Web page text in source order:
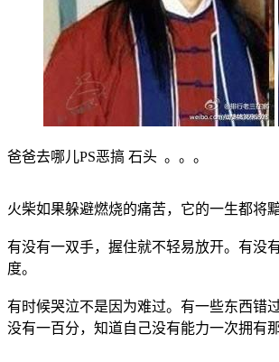
爸爸去哪儿PS恶搞 石头 。。。
火柴如果躲避燃烧的痛苦，它的一生都将
有没有一双手，握住就不轻易放开。有没
度。
有时候哭泣不是因为难过。有一些东西错
没有一百分，知道自己没有能力一次拥有